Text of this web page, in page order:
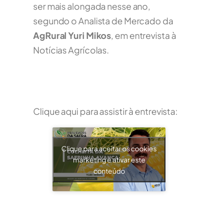
ser mais alongada nesse ano,
segundo o Analista de Mercado da
AgRural Yuri Mikos, em entrevista à
Notícias Agrícolas.
Clique aqui para assistir à entrevista:
Clique para aceitar os cookies
marketing e ativar este
conteúdo